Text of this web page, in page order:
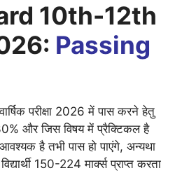
10th-12th
Passing
वार्षिक परीक्षा 2026 में पास करने हेतु
और जिस विषय में प्रैक्टिकल है
है तभी पास हो पाएंगे, अन्यथा
150-224 मार्क्स प्राप्त करता